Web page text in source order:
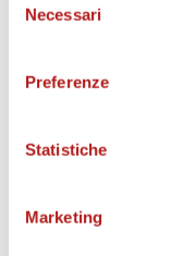
delNecessari
Preferenze
Statistiche
Marketing